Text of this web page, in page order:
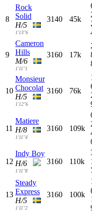
8
Rock
Solid
H/5
1'13"6
3140 45k
9
Cameron
Hills
M/6
1'11"1
3160 17k
10
Monsieur
Chocolat
H/5
1'12"6
3160 76k
11
Matiere
H/8
1'11"4
3160 109k
12
Indy Boy
H/6
1'11"8
3160 110k
13
Steady
Express
H/5
1'11"2
3160 100k